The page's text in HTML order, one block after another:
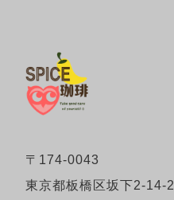
〒174-0043
東京都板橋区坂下2-14-2